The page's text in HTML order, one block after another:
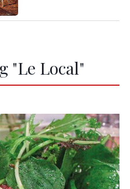
"Le Local"